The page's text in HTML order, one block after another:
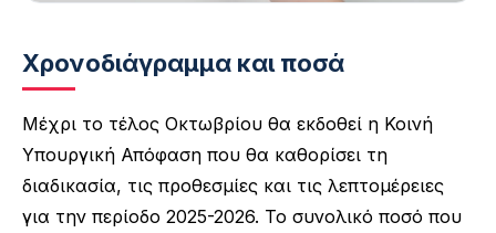
Χρονοδιάγραμμα και ποσά
Μέχρι το τέλος Οκτωβρίου θα εκδοθεί η Κοινή
Υπουργική Απόφαση που θα καθορίσει τη
διαδικασία, τις προθεσμίες και τις λεπτομέρειες
για την περίοδο 2025-2026. Το συνολικό ποσό που